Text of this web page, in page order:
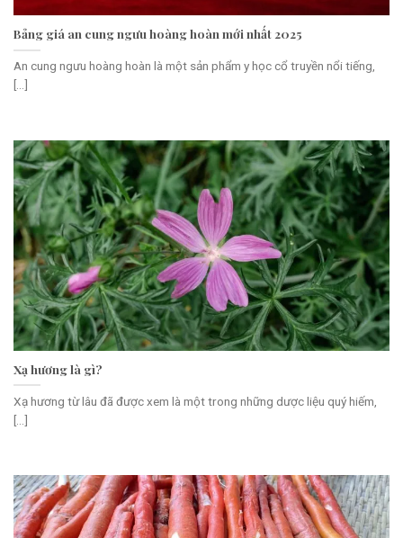
Bảng giá an cung ngưu hoàng hoàn mới nhất 2025
An cung ngưu hoàng hoàn là một sản phẩm y học cổ truyền nổi tiếng,
[...]
Xạ hương là gì?
Xạ hương từ lâu đã được xem là một trong những dược liệu quý hiếm,
[...]